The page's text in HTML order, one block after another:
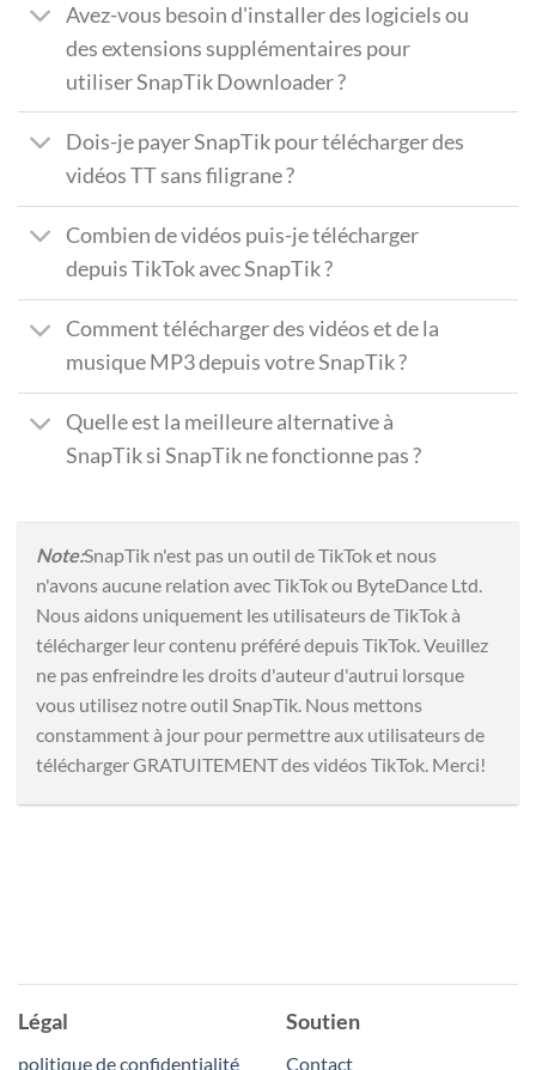
Avez-vous besoin d'installer des logiciels ou
des extensions supplémentaires pour
utiliser SnapTik Downloader ?
Dois-je payer SnapTik pour télécharger des
vidéos TT sans filigrane ?
Combien de vidéos puis-je télécharger
depuis TikTok avec SnapTik ?
Comment télécharger des vidéos et de la
musique MP3 depuis votre SnapTik ?
Quelle est la meilleure alternative à
SnapTik si SnapTik ne fonctionne pas ?
Note:SnapTik n'est pas un outil de TikTok et nous
n'avons aucune relation avec TikTok ou ByteDance Ltd.
Nous aidons uniquement les utilisateurs de TikTok à
télécharger leur contenu préféré depuis TikTok. Veuillez
ne pas enfreindre les droits d'auteur d'autrui lorsque
vous utilisez notre outil SnapTik. Nous mettons
constamment à jour pour permettre aux utilisateurs de
télécharger GRATUITEMENT des vidéos TikTok. Merci!
Légal
politique de confidentialité
Soutien
Contact